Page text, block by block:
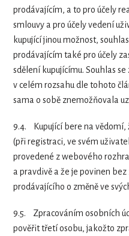
prodávajícím, a to pro účely
smlouvy a pro účely vedení
kupující jinou možnost,
prodávajícím také pro účely
sdělení kupujícímu. Souhlas
v celém rozsahu dle tohoto
sama o sobě znemožňovala
9.4.
Kupující bere na
(při registraci, ve svém
provedené z webového
a pravdivě a že je povinen
prodávajícího o změně ve
9.5.
Zpracováním osobních
pověřit třetí osobu, jakožto